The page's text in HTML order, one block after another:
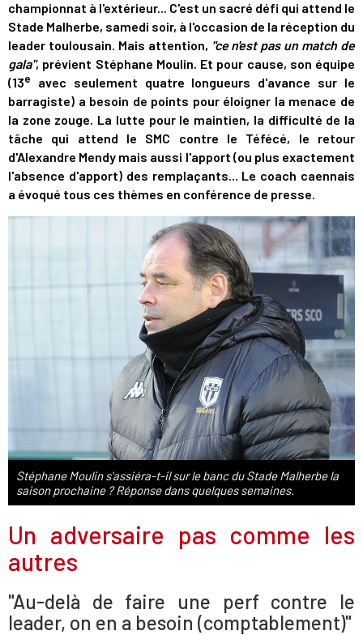
championnat à l'extérieur... C'est un sacré défi qui attend le
Stade Malherbe, samedi soir, à l'occasion de la réception du
leader toulousain. Mais attention, "ce n'est pas un match de
gala", prévient Stéphane Moulin. Et pour cause, son équipe
(13e
avec seulement quatre longueurs d'avance sur le
barragiste) a besoin de points pour éloigner la menace de
la zone zouge. La lutte pour le maintien, la difficulté de la
tâche qui attend le SMC contre le Téfécé, le retour
d'Alexandre Mendy mais aussi l'apport (ou plus exactement
l'absence d'apport) des remplaçants... Le coach caennais
a évoqué tous ces thèmes en conférence de presse.
Stéphane Moulin s'assiéra-t-il sur le banc du Stade Malherbe la
saison prochaine ? Réponse dans quelques semaines.
Un adversaire pas comme les
autres
"Au-delà de faire une perf contre le
leader, on en a besoin (comptablement)"